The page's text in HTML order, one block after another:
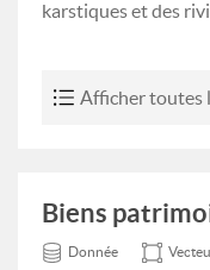
karstiques et des
Afficher toutes
Biens
Donnée